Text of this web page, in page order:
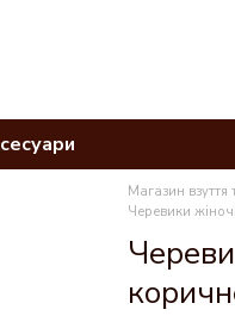
Магазин взуття
Черевики